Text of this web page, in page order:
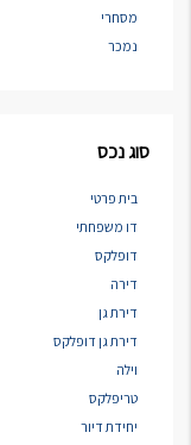
מסחרי
נמכר
סוג נכס
בית פרטי
דו משפחתי
דופלקס
דירה
דירת גן
דירת גן דופלקס
וילה
טריפלקס
יחידת דיור